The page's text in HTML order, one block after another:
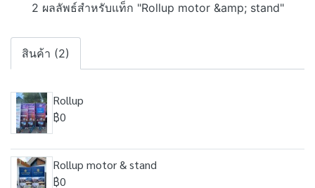
2 ผลลัพธ์สำหรับแท็ก "Rollup motor &amp; stand"
สินค้า (2)
Rollup
฿0
Rollup motor & stand
฿0